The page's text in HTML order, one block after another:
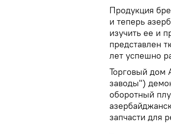
Продукция
и теперь
изучить ее и
представлен
лет успешно
Торговый дом
заводы")
оборотный
запчасти для